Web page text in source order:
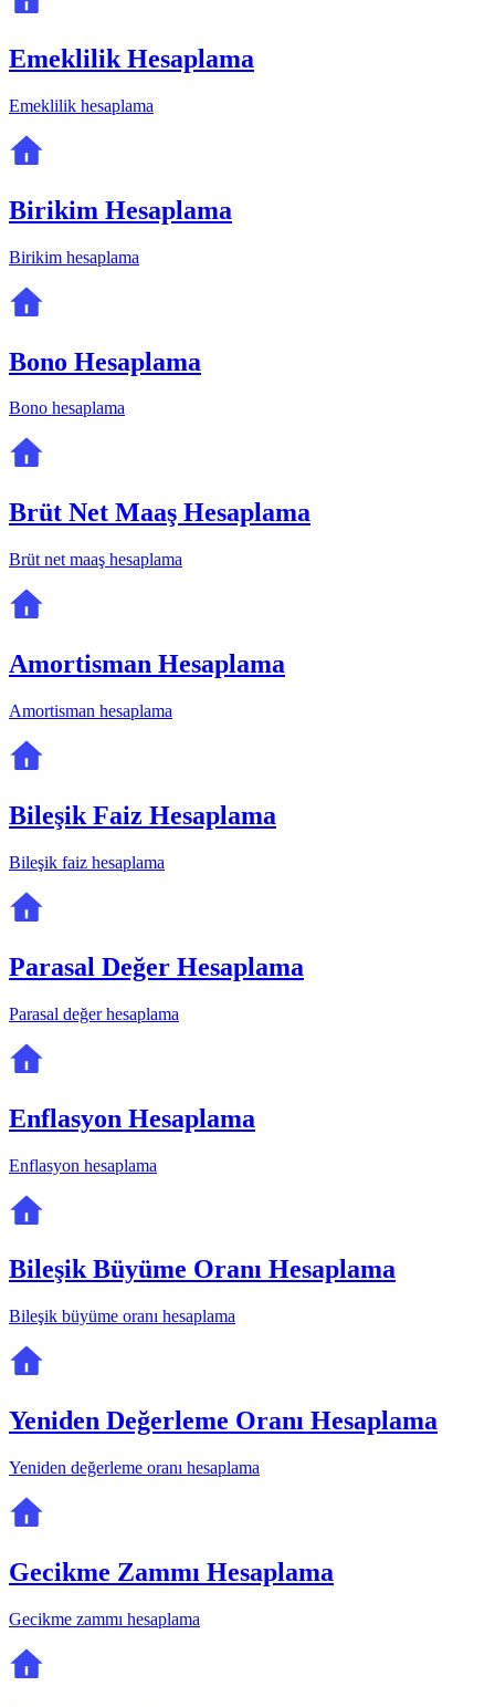
Emeklilik Hesaplama
Emeklilik hesaplama
Birikim Hesaplama
Birikim hesaplama
Bono Hesaplama
Bono hesaplama
Brüt Net Maaş Hesaplama
Brüt net maaş hesaplama
Amortisman Hesaplama
Amortisman hesaplama
Bileşik Faiz Hesaplama
Bileşik faiz hesaplama
Parasal Değer Hesaplama
Parasal değer hesaplama
Enflasyon Hesaplama
Enflasyon hesaplama
Bileşik Büyüme Oranı Hesaplama
Bileşik büyüme oranı hesaplama
Yeniden Değerleme Oranı Hesaplama
Yeniden değerleme oranı hesaplama
Gecikme Zammı Hesaplama
Gecikme zammı hesaplama